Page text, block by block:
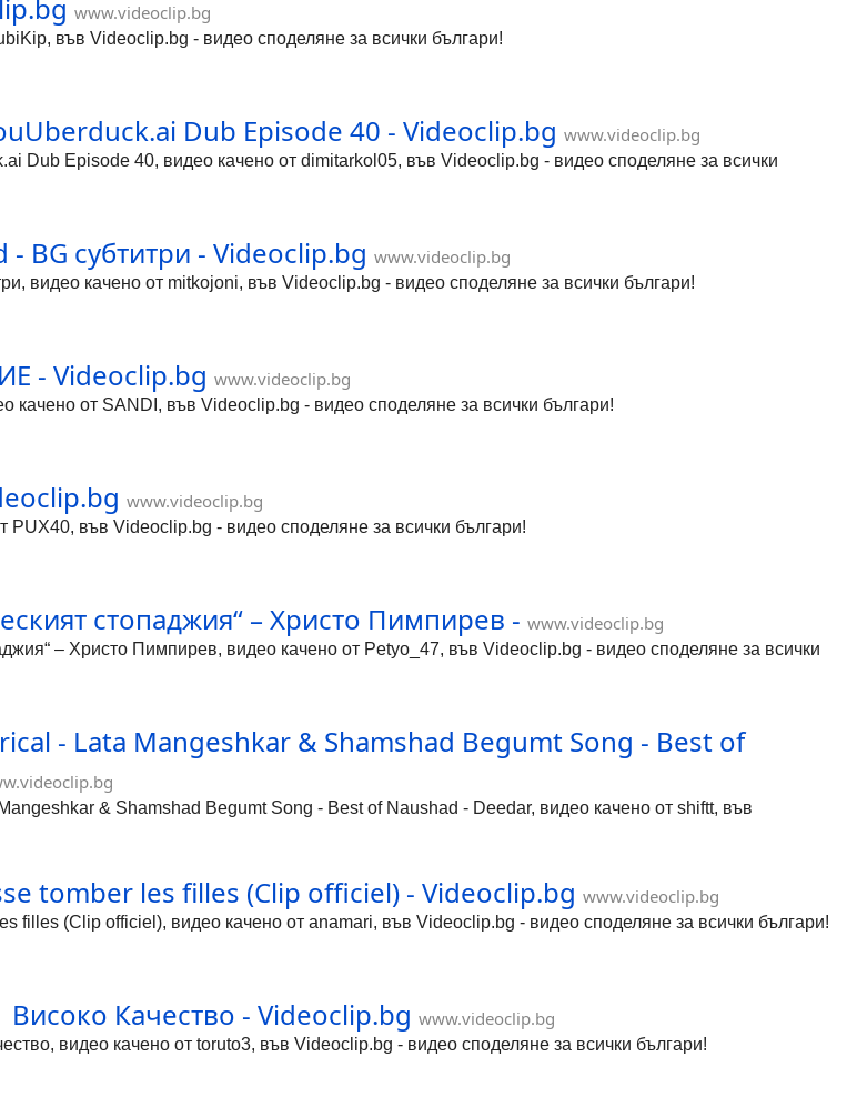
www.videoclip.bg
във Videoclip.bg - видео споделяне за всички българи!
Dub Episode 40 - Videoclip.bg www.videoclip.bg
Dub Episode 40, видео качено от dimitarkol05, във Videoclip.bg - видео споделяне за всички
BG субтитри - Videoclip.bg www.videoclip.bg
видео качено от mitkojoni, във Videoclip.bg - видео споделяне за всички българи!
- Videoclip.bg www.videoclip.bg
от SANDI, във Videoclip.bg - видео споделяне за всички българи!
www.videoclip.bg
във Videoclip.bg - видео споделяне за всички българи!
стопаджия“ – Христо Пимпирев - www.videoclip.bg
– Христо Пимпирев, видео качено от Petyo_47, във Videoclip.bg - видео споделяне за всички
- Lata Mangeshkar & Shamshad Begumt Song - Best of
& Shamshad Begumt Song - Best of Naushad - Deedar, видео качено от shiftt, във
tomber les filles (Clip officiel) - Videoclip.bg www.videoclip.bg
filles (Clip officiel), видео качено от anamari, във Videoclip.bg - видео споделяне за всички българи!
Качество - Videoclip.bg www.videoclip.bg
видео качено от toruto3, във Videoclip.bg - видео споделяне за всички българи!